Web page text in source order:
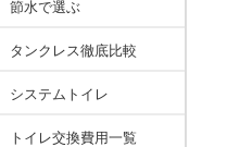
節水で選ぶ
タンクレス徹底比較
システムトイレ
トイレ交換費用一覧